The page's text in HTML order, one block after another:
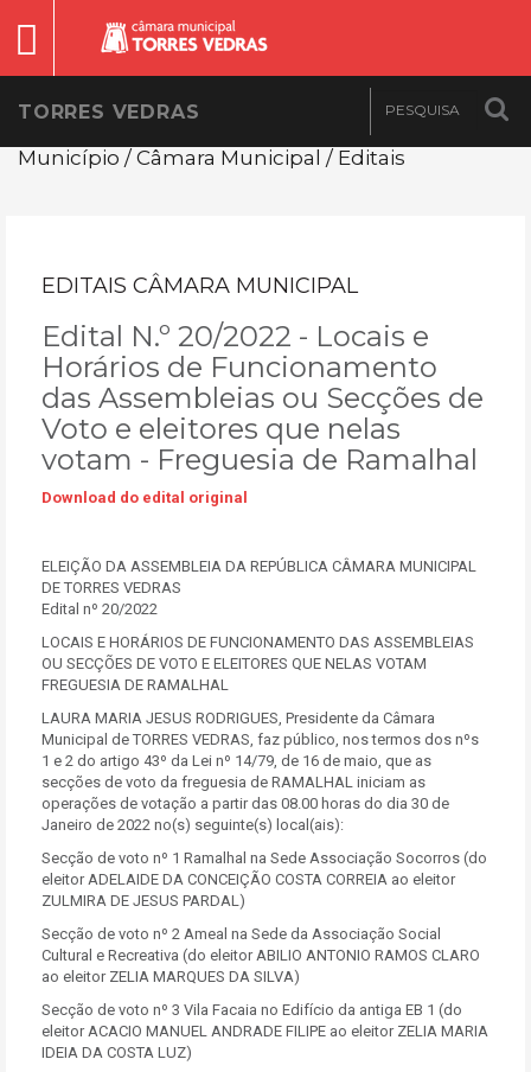
TORRES VEDRAS
Município / Câmara Municipal / Editais
EDITAIS CÂMARA MUNICIPAL
Edital N.º 20/2022 - Locais e
Horários de Funcionamento
das Assembleias ou Secções de
Voto e eleitores que nelas
votam - Freguesia de Ramalhal
Download do edital original
ELEIÇÃO DA ASSEMBLEIA DA REPÚBLICA CÂMARA MUNICIPAL
DE TORRES VEDRAS
Edital nº 20/2022
LOCAIS E HORÁRIOS DE FUNCIONAMENTO DAS ASSEMBLEIAS
OU SECÇÕES DE VOTO E ELEITORES QUE NELAS VOTAM
FREGUESIA DE RAMALHAL
LAURA MARIA JESUS RODRIGUES, Presidente da Câmara
Municipal de TORRES VEDRAS, faz público, nos termos dos nºs
1 e 2 do artigo 43º da Lei nº 14/79, de 16 de maio, que as
secções de voto da freguesia de RAMALHAL iniciam as
operações de votação a partir das 08.00 horas do dia 30 de
Janeiro de 2022 no(s) seguinte(s) local(ais):
Secção de voto nº 1 Ramalhal na Sede Associação Socorros (do
eleitor ADELAIDE DA CONCEIÇÃO COSTA CORREIA ao eleitor
ZULMIRA DE JESUS PARDAL)
Secção de voto nº 2 Ameal na Sede da Associação Social
Cultural e Recreativa (do eleitor ABILIO ANTONIO RAMOS CLARO
ao eleitor ZELIA MARQUES DA SILVA)
Secção de voto nº 3 Vila Facaia no Edifício da antiga EB 1 (do
eleitor ACACIO MANUEL ANDRADE FILIPE ao eleitor ZELIA MARIA
IDEIA DA COSTA LUZ)